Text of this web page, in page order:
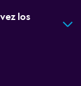
los